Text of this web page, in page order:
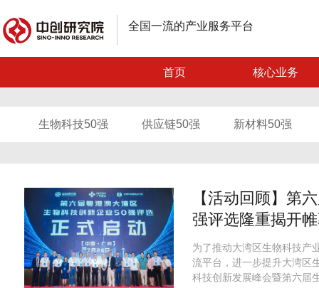
全国一流的产业服务平台
首页 核心业务
生物科技50强 供应链50强 新材料50强
【活动回顾】第
强评选隆重揭开
为了推动大湾区生物科技产
流平台，进一步提升大湾区
科技创新发展峰会暨第六届